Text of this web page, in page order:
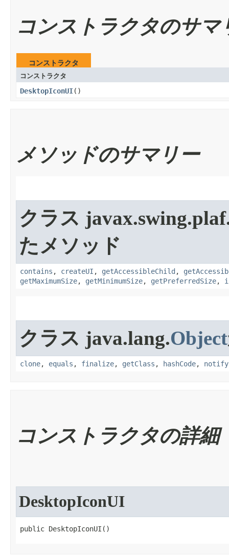
コンストラクタのサマ
コンストラクタ
コンストラクタ
DesktopIconUI​()
メソッドのサマリー
クラス
たメソッド
contains , createUI , getAccessibleChild ,
getMaximumSize, getMinimumSize, getPreferredSize,
クラス java.lang.Object
clone, equals , finalize, getClass , hashCode, notify
コンストラクタの詳細
DesktopIconUI
public DesktopIconUI​()